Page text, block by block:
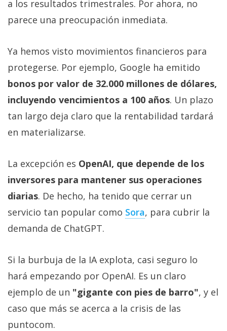
a los resultados trimestrales. Por ahora, no
parece una preocupación inmediata.
Ya hemos visto movimientos financieros para
protegerse. Por ejemplo, Google ha emitido
bonos por valor de 32.000 millones de dólares,
incluyendo vencimientos a 100 años. Un plazo
tan largo deja claro que la rentabilidad tardará
en materializarse.
La excepción es OpenAI, que depende de los
inversores para mantener sus operaciones
diarias. De hecho, ha tenido que cerrar un
servicio tan popular como Sora‎, para cubrir la
demanda de ChatGPT.
Si la burbuja de la IA explota, casi seguro lo
hará empezando por OpenAI. Es un claro
ejemplo de un "gigante con pies de barro", y el
caso que más se acerca a la crisis de las
puntocom.